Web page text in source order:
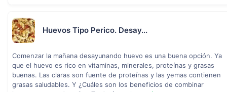
Huevos Tipo Perico. Desay...
Comenzar la mañana desayunando huevo es una buena opción. Ya
que el huevo es rico en vitaminas, minerales, proteínas y grasas
buenas. Las claras son fuente de proteínas y las yemas contienen
grasas saludables. Y ¿Cuáles son los beneficios de combinar